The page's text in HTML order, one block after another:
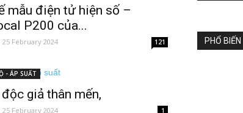
mẫu điện tử hiện số –
P200 của...
25 February 2024 121
- ÁP SUẤT
độc giả thân mến,
25 February 2024 1
PHỔ BIẾN